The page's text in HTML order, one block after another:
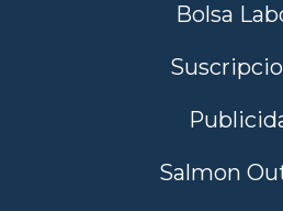
Bolsa
Salmon